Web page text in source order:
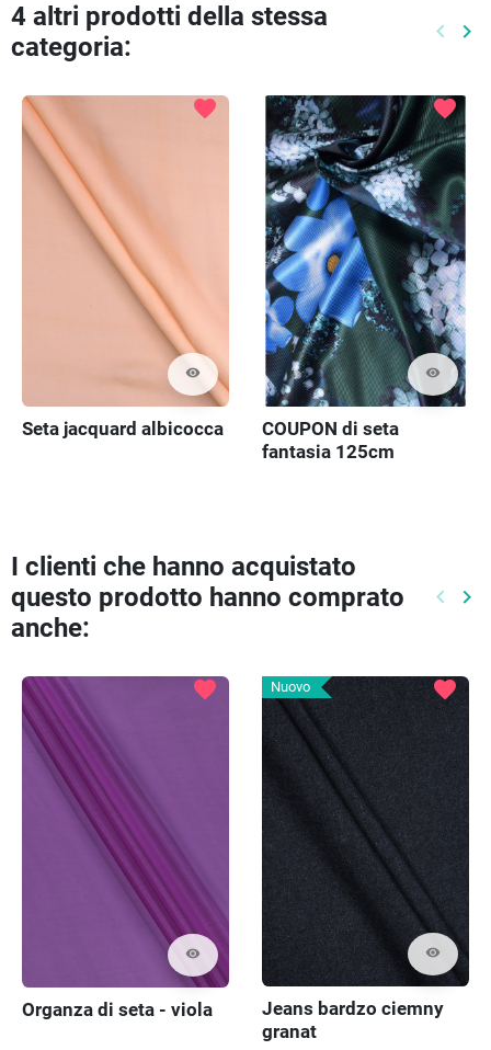
4 altri prodotti della stessa
categoria:
keyboard_arrow_left keyboard_arrow_right
visibility
favorite
Seta jacquard albicocca
visibility
favorite
COUPON di seta
fantasia 125cm
I clienti che hanno acquistato
questo prodotto hanno comprato
anche:
keyboard_arrow_left keyboard_arrow_right
visibility
favorite
Organza di seta - viola
Nuovo
visibility
favorite
Jeans bardzo ciemny
granat